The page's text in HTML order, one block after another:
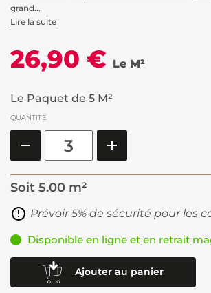
grand...
Lire la suite
26,90 € Le M²
Le Paquet de 5 M²
QUANTITÉ
Soit 5.00 m²
Prévoir 5% de sécurité pour les
Disponible en ligne et en retrait
Ajouter au panier